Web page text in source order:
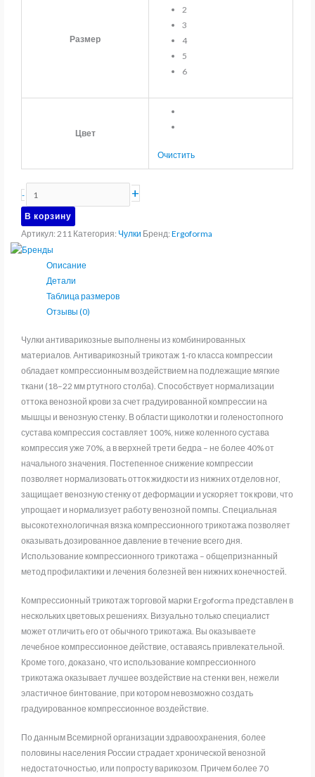
Размер
2
3
4
5
6
Цвет
Очистить
-
товара
Чулки
компрессионные
1
класс
Ergoforma
+
В корзину
Артикул:211 Категория: Чулки Бренд:Ergoforma
Описание
Детали
Таблица размеров
Отзывы (0)
Чулки антиварикозные выполнены из комбинированных
материалов. Антиварикозный трикотаж 1-го класса компрессии
обладает компрессионным воздействием на подлежащие мягкие
ткани (18–22 мм ртутного столба). Способствует нормализации
оттока венозной крови за счет градуированной компрессии на
мышцы и венозную стенку. В области щиколотки и голеностопного
сустава компрессия составляет 100%, ниже коленного сустава
компрессия уже 70%, а в верхней трети бедра – не более 40% от
начального значения. Постепенное снижение компрессии
позволяет нормализовать отток жидкости из нижних отделов ног,
защищает венозную стенку от деформации и ускоряет ток крови, что
упрощает и нормализует работу венозной помпы. Специальная
высокотехнологичная вязка компрессионного трикотажа позволяет
оказывать дозированное давление в течение всего дня.
Использование компрессионного трикотажа – общепризнанный
метод профилактики и лечения болезней вен нижних конечностей.
Компрессионный трикотаж торговой марки Ergoforma представлен в
нескольких цветовых решениях. Визуально только специалист
может отличить его от обычного трикотажа. Вы оказываете
лечебное компрессионное действие, оставаясь привлекательной.
Кроме того, доказано, что использование компрессионного
трикотажа оказывает лучшее воздействие на стенки вен, нежели
эластичное бинтование, при котором невозможно создать
градуированное компрессионное воздействие.
По данным Всемирной организации здравоохранения, более
половины населения России страдает хронической венозной
недостаточностью, или попросту варикозом. Причем более 70